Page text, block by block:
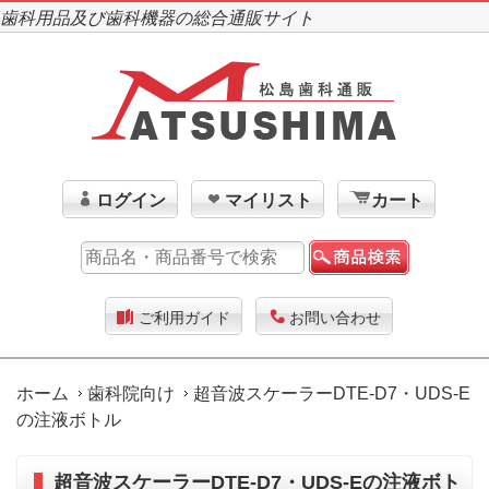
歯科用品及び歯科機器の総合通販サイト
ログイン マイリスト カート
ご利用ガイド お問い合わせ
ホーム 歯科院向け
超音波スケーラーDTE-D7・UDS-E
の注液ボトル
超音波スケーラーDTE-D7・UDS-Eの注液ボト